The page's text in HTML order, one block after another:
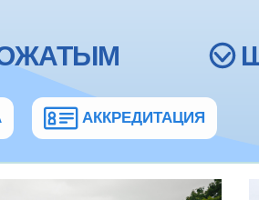
АККРЕДИТАЦИЯ